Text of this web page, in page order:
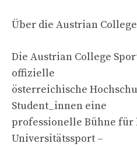
Über die Austrian
Die Austrian College
offizielle
österreichische
Student_innen eine
professionelle Bühne
Universitätssport –